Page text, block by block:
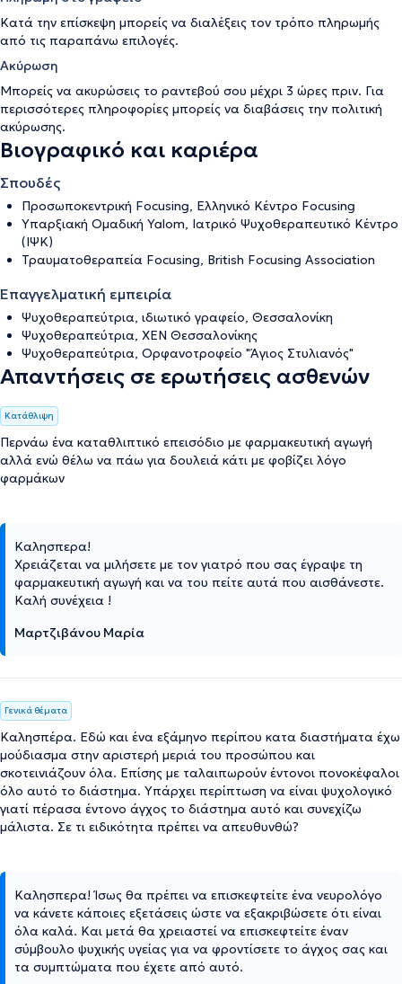
Κατά την επίσκεψη μπορείς να διαλέξεις τον τρόπο πληρωμής
από τις παραπάνω επιλογές.
Ακύρωση
Μπορείς να ακυρώσεις το ραντεβού σου μέχρι 3 ώρες πριν. Για
περισσότερες πληροφορίες μπορείς να διαβάσεις την πολιτική
ακύρωσης.
Βιογραφικό και καριέρα
Σπουδές
Προσωποκεντρική Focusing, Ελληνικό Κέντρο Focusing
Υπαρξιακή Ομαδική Yalom, Ιατρικό Ψυχοθεραπευτικό Κέντρο
(ΙΨΚ)
Τραυματοθεραπεία Focusing, British Focusing Association
Επαγγελματική εμπειρία
Ψυχοθεραπεύτρια, ιδιωτικό γραφείo, Θεσσαλονίκη
Ψυχοθεραπεύτρια, ΧΕΝ Θεσσαλονίκης
Ψυχοθεραπεύτρια, Oρφανοτροφείο "Άγιος Στυλιανός"
Απαντήσεις σε ερωτήσεις ασθενών
Κατάθλιψη
Περνάω ένα καταθλιπτικό επεισόδιο με φαρμακευτική αγωγή
αλλά ενώ θέλω να πάω για δουλειά κάτι με φοβίζει λόγο
φαρμάκων
Καλησπερα!
Χρειάζεται να μιλήσετε με τον γιατρό που σας έγραψε τη
φαρμακευτική αγωγή και να του πείτε αυτά που αισθάνεστε.
Καλή συνέχεια !
Μαρτζιβάνου Μαρία
Γενικά θέματα
Καλησπέρα. Εδώ και ένα εξάμηνο περίπου κατα διαστήματα έχω
μούδιασμα στην αριστερή μεριά του προσώπου και
σκοτεινιάζουν όλα. Επίσης με ταλαιπωρούν έντονοι πονοκέφαλοι
όλο αυτό το διάστημα. Υπάρχει περίπτωση να είναι ψυχολογικό
γιατί πέρασα έντονο άγχος το διάστημα αυτό και συνεχίζω
μάλιστα. Σε τι ειδικότητα πρέπει να απευθυνθώ?
Καλησπερα! Ίσως θα πρέπει να επισκεφτείτε ένα νευρολόγο
να κάνετε κάποιες εξετάσεις ώστε να εξακριβώσετε ότι είναι
όλα καλά. Και μετά θα χρειαστεί να επισκεφτείτε έναν
σύμβουλο ψυχικής υγείας για να φροντίσετε το άγχος σας και
τα συμπτώματα που έχετε από αυτό.